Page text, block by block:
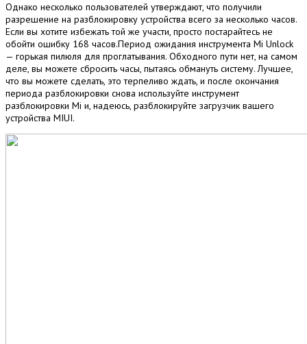
Однако несколько пользователей утверждают, что получили
разрешение на разблокировку устройства всего за несколько часов.
Если вы хотите избежать той же участи, просто постарайтесь не
обойти ошибку 168 часов.Период ожидания инструмента Mi Unlock
— горькая пилюля для проглатывания. Обходного пути нет, на самом
деле, вы можете сбросить часы, пытаясь обмануть систему. Лучшее,
что вы можете сделать, это терпеливо ждать, и после окончания
периода разблокировки снова используйте инструмент
разблокировки Mi и, надеюсь, разблокируйте загрузчик вашего
устройства MIUI.